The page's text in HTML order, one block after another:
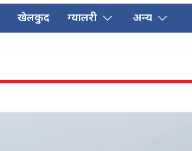
खेलकुद ग्यालरी अन्य